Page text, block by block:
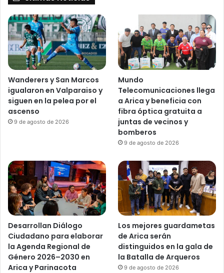
Wanderers y San Marcos
igualaron en Valparaiso y
siguen en la pelea por el
ascenso
9 de agosto de 2026
Mundo
Telecomunicaciones llega
a Arica y beneficia con
fibra óptica gratuita a
juntas de vecinos y
bomberos
9 de agosto de 2026
Desarrollan Diálogo
Ciudadano para elaborar
la Agenda Regional de
Género 2026–2030 en
Arica y Parinacota
Los mejores guardametas
de Arica serán
distinguidos en la gala de
la Batalla de Arqueros
9 de agosto de 2026